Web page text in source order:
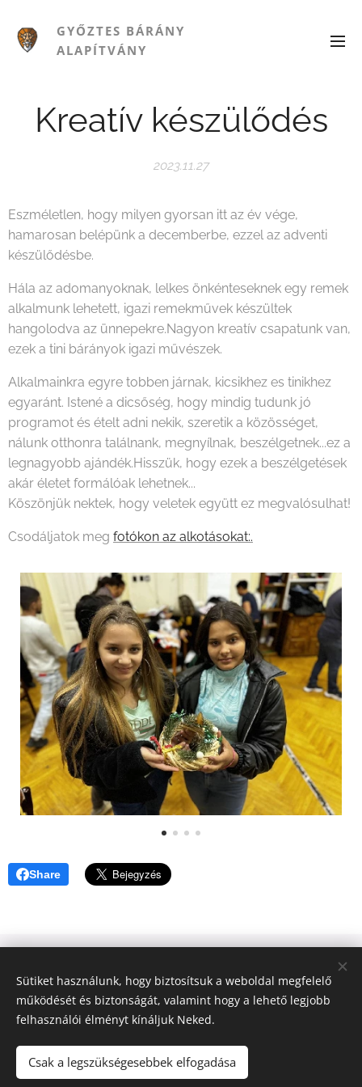
GYŐZTES BÁRÁNY
ALAPÍTVÁNY
Kreatív készülődés
2023.11.27
Eszméletlen, hogy milyen gyorsan itt az év vége,
hamarosan belépünk a decemberbe, ezzel az adventi
készülődésbe.
Hála az adomanyoknak, lelkes önkénteseknek egy remek
alkalmunk lehetett, igazi remekművek készültek
hangolodva az ünnepekre.Nagyon kreatív csapatunk van,
ezek a tini bárányok igazi művészek.
Alkalmainkra egyre tobben járnak, kicsikhez es tinikhez
egyaránt. Istené a dicsőség, hogy mindig tudunk jó
programot és ételt adni nekik, szeretik a közösséget,
nálunk otthonra találnank, megnyílnak, beszélgetnek...ez a
legnagyobb ajándék.Hisszük, hogy ezek a beszélgetések
akár életet formálóak lehetnek...
Köszönjük nektek, hogy veletek együtt ez megvalósulhat!
Csodáljatok meg fotókon az alkotásokat:.
Share
© 2023 Győztes Bárány Közösség | Győztes Bárány Alapítvány |
Minden jog fenntartva.
Győztes Bárány Alapítvány, 2040 Budaörs, Szőlő köz 2., Adószám:
19355676-1-13
Sütik
Sütiket használunk, hogy biztosítsuk a weboldal megfelelő
működését és biztonságát, valamint hogy a lehető legjobb
felhasználói élményt kínáljuk Neked.
Csak a legszükségesebbek elfogadása